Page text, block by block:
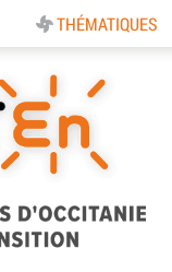
THÉMATIQUES